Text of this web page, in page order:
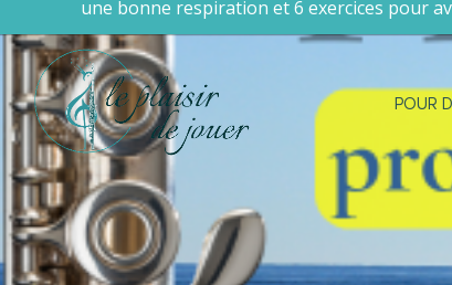
POUR
une bonne respiration et 6 exercices pour